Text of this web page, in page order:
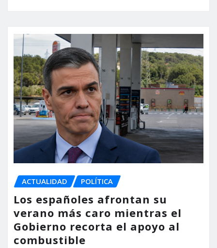
ACTUALIDAD POLÍTICA
Los españoles afrontan su
verano más caro mientras el
Gobierno recorta el apoyo al
combustible